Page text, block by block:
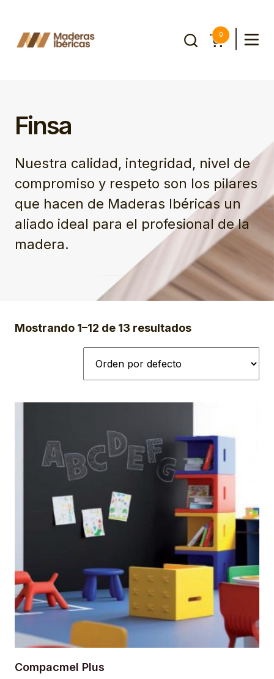
Finsa
Nuestra calidad, integridad, nivel de
compromiso y respeto son los pilares
que hacen de Maderas Ibéricas un
aliado ideal para el profesional de la
madera.
Mostrando 1–12 de 13 resultados
Compacmel Plus